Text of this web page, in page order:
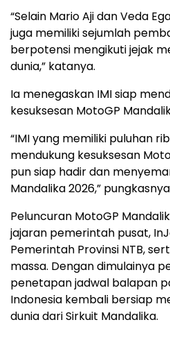
“Selain Mario Aji dan Veda
juga memiliki sejumlah
berpotensi mengikuti jejak
dunia,” katanya.
Ia menegaskan IMI siap
kesuksesan MotoGP
“IMI yang memiliki puluhan
mendukung kesuksesan
pun siap hadir dan
Mandalika 2026,”
Peluncuran MotoGP
jajaran pemerintah pusat,
Pemerintah Provinsi NTB,
massa. Dengan dimulainya
penetapan jadwal balapan
Indonesia kembali bersiap
dunia dari Sirkuit Mandalika.